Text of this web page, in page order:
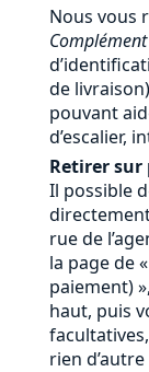
Nous vous
Complément
de
pouvant
d’escalier,
Retirer sur
Il possible
rue de
la page de
paiement)
haut, puis
rien